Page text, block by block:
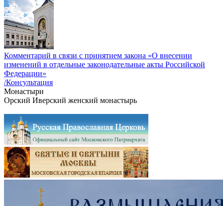
Комментарий в связи с принятием закона «О внесении
изменений в отдельные законодательные акты Российской
Федерации»
/Консультация
Монастыри
Орский Иверский женский монастырь